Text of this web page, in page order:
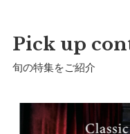
表生地： ポリエス
Pick up
旬の特集をご紹介